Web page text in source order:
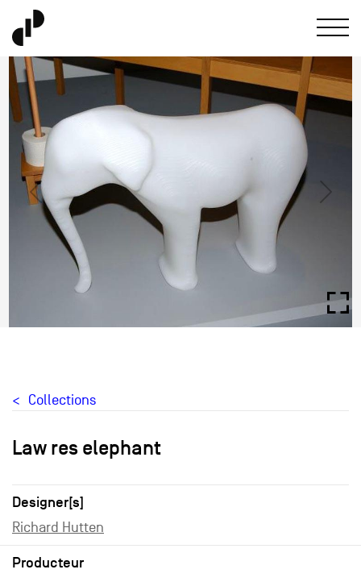
Collections
Law res elephant
Designer[s]
Richard Hutten
Producteur